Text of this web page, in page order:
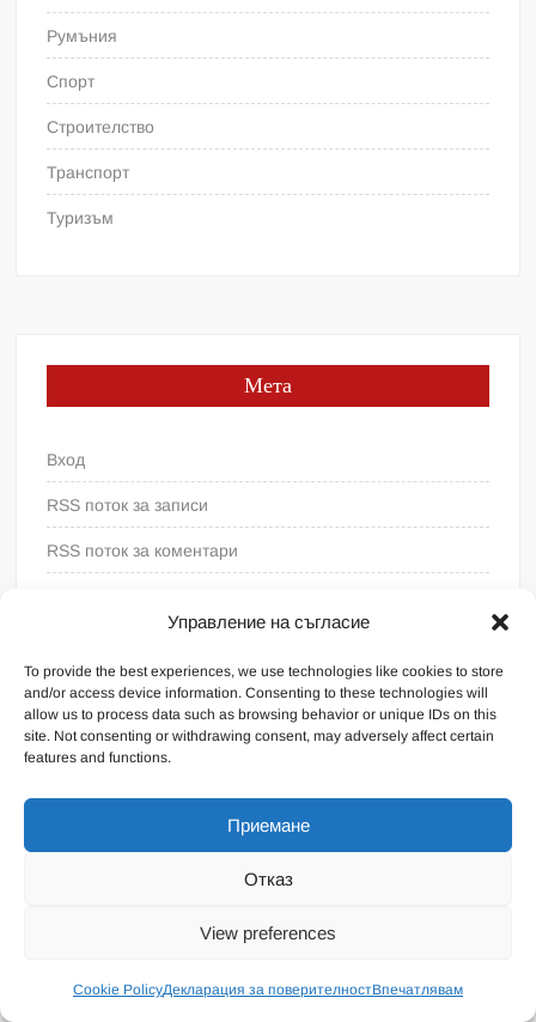
Управление на съгласие
To provide the best experiences, we use technologies like cookies to store
and/or access device information. Consenting to these technologies will
allow us to process data such as browsing behavior or unique IDs on this
site. Not consenting or withdrawing consent, may adversely affect certain
features and functions.
Приемане
Отказ
View preferences
Cookie PolicyДекларация за поверителностВпечатлявам
Румъния
Спорт
Строителство
Транспорт
Туризъм
Мета
Вход
RSS поток за записи
RSS поток за коментари
Proudly powered by WordPress |Theme: FreeNews
Общи условия